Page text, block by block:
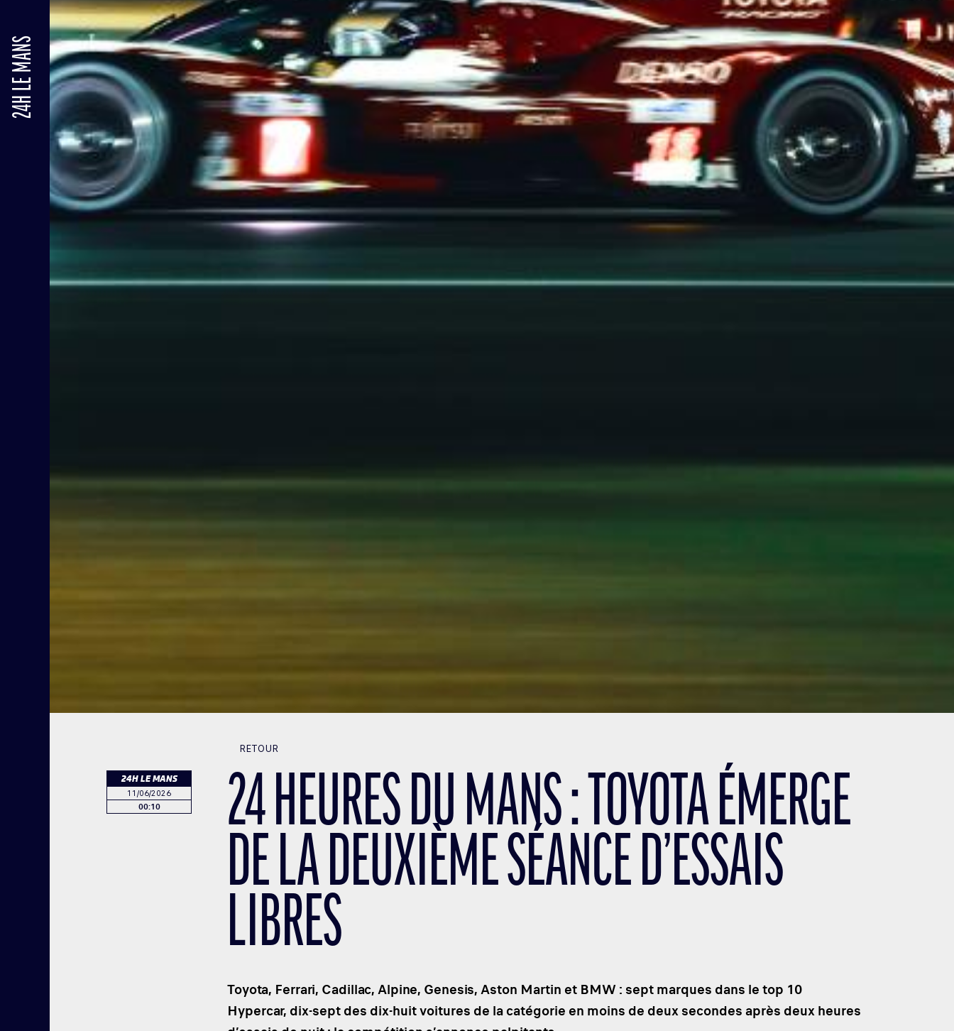
24H LE MANS
24H LE MANS
11/06/2026
00:10
RETOUR
24 HEURES DU MANS : TOYOTA ÉMERGE
DE LA DEUXIÈME SÉANCE D’ESSAIS
LIBRES
Toyota, Ferrari, Cadillac, Alpine, Genesis, Aston Martin et BMW : sept marques dans le top 10
Hypercar, dix-sept des dix-huit voitures de la catégorie en moins de deux secondes après deux heures